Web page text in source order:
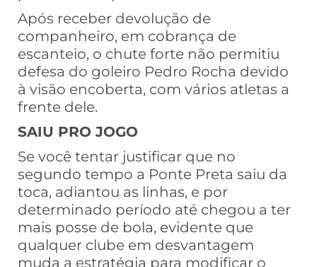
Após receber devolução de
companheiro, em cobrança de
escanteio, o chute forte não permitiu
defesa do goleiro Pedro Rocha devido
à visão encoberta, com vários atletas a
frente dele.
SAIU PRO JOGO
Se você tentar justificar que no
segundo tempo a Ponte Preta saiu da
toca, adiantou as linhas, e por
determinado período até chegou a ter
mais posse de bola, evidente que
qualquer clube em desvantagem
muda a estratégia para modificar o